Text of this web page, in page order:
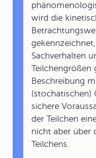
wird die
Sachverhalten
Teilchengrößen
Beschreibung
(stochatischen)
sichere
der Teilchen
nicht aber über
Teilchens.